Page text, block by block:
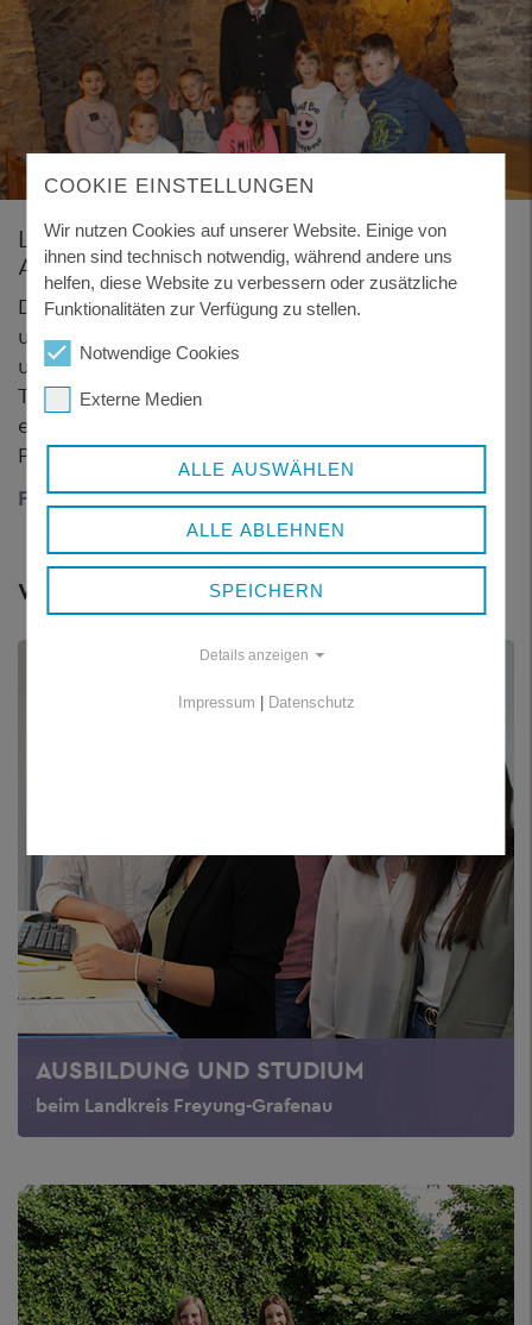
Landkreis als familienfreundlicher
Arbeitgeber
Der Landkreis bietet seinen Arbeitnehmerinnen
und Arbeitnehmern flexible Arbeitszeiten,
umfassende Teilzeitangebote oder auch
Telearbeitsplätze, die Arbeiten von zu Hause aus
ermöglichen, sodass Kinderbetreuung oder auch
Pflege von Angehörigen erleichtert werden.
Familienfreundlicher Arbeitgeber
Weitere Themen
AUSBILDUNG UND STUDIUM
beim Landkreis Freyung-Grafenau
COOKIE EINSTELLUNGEN
Wir nutzen Cookies auf unserer Website. Einige von
ihnen sind technisch notwendig, während andere uns
helfen, diese Website zu verbessern oder zusätzliche
Funktionalitäten zur Verfügung zu stellen.
Notwendige Cookies
Externe Medien
ALLE AUSWÄHLEN
ALLE ABLEHNEN
SPEICHERN
Details anzeigen
Impressum Datenschutz